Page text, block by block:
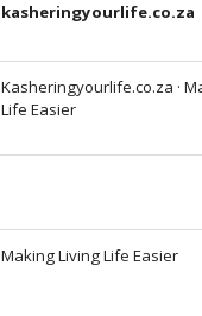
kasheringyourlife.co.za
Kasheringyourlife.co.za ·
Life Easier
Making Living Life Easier